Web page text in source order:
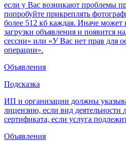
если у Вас возникают проблемы
попробуйте прикреплять
более 512 кб каждая. Иначе может
загрузки объявления и появится
сессии» или «У Вас нет прав для
операции».
Объявления
Подсказка
ИП и организации должны
лицензию, если вид деятельности
сертификата, если услуга
Объявления